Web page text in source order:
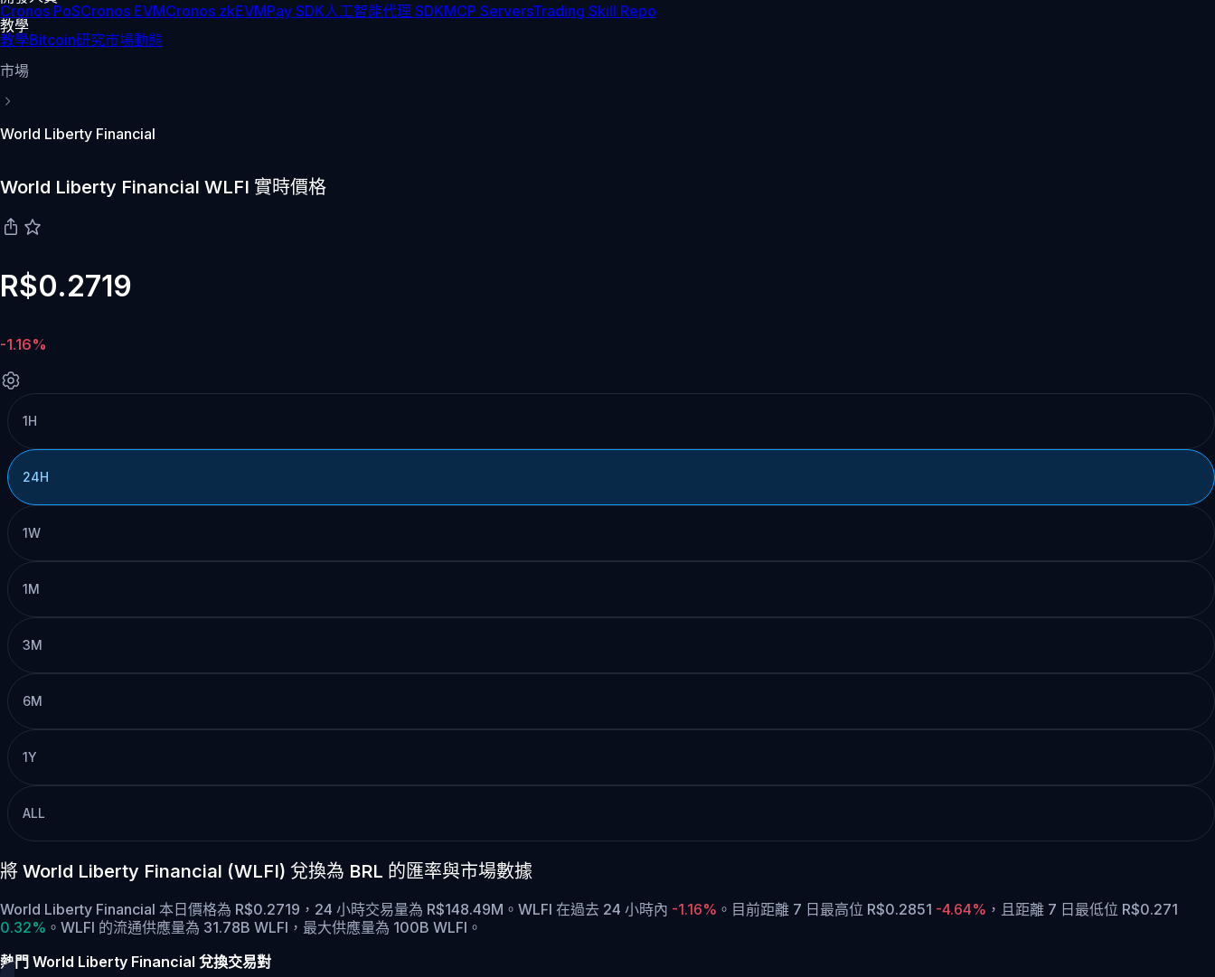
Cronos PoSCronos EVMCronos zkEVMPay SDK人工智能代理 SDKMCP ServersTrading Skill Repo
教學
教學Bitcoin研究市場動態
市場
World Liberty Financial
World Liberty Financial WLFI 實時價格
R$0.2719
-1.16%
1H
24H
1W
1M
3M
6M
1Y
ALL
將 World Liberty Financial (WLFI) 兌換為 BRL 的匯率與市場數據
World Liberty Financial 本日價格為 R$0.2719，24 小時交易量為 R$148.49M。WLFI 在過去 24 小時內 -1.16% 。 目前距離 7 日最高位 R$0.2851 -4.64% ， 且距離 7 日最低位 R$0.271
0.32% 。 WLFI 的流通供應量為 31.78B WLFI，最大供應量為 100B WLFI。
熱門 World Liberty Financial 兌換交易對